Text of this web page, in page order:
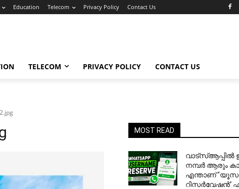
Education Telecom Privacy Policy Contact Us
TELECOM PRIVACY POLICY CONTACT US
MOST READ
നമ്പർ ആരും
എന്താണ്
റിസർവേഷൻ’